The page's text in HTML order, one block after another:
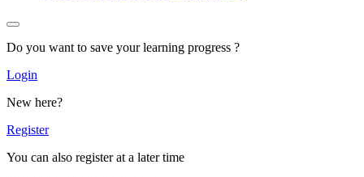
Do you want to save your learning progress ?
Login
New here?
Register
You can also register at a later time